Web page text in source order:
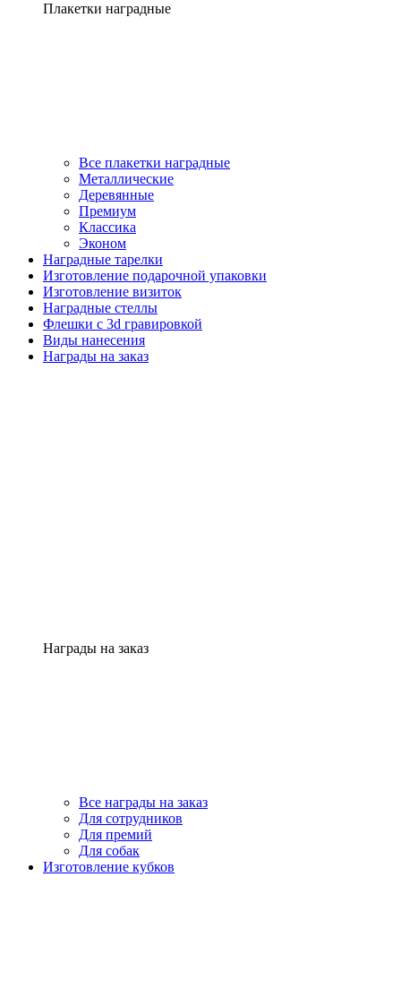
Плакетки наградные
Все плакетки наградные
Металлические
Деревянные
Премиум
Классика
Эконом
Наградные тарелки
Изготовление подарочной упаковки
Изготовление визиток
Наградные стеллы
Флешки с 3d гравировкой
Виды нанесения
Награды на заказ
Награды на заказ
Все награды на заказ
Для сотрудников
Для премий
Для собак
Изготовление кубков